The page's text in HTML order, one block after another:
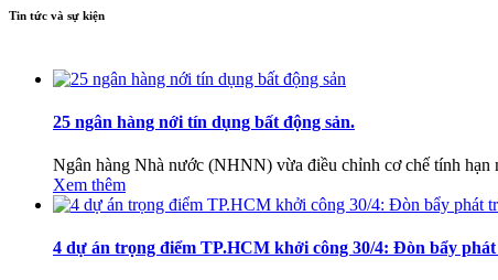
Tin tức và sự kiện
25 ngân hàng nới tín dụng bất động sản.
Ngân hàng Nhà nước (NHNN) vừa điều chỉnh cơ chế tính hạn
Xem thêm
4 dự án trọng điểm TP.HCM khởi công 30/4: Đòn bẩy